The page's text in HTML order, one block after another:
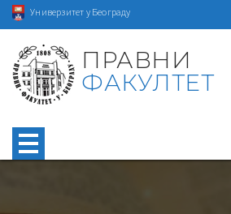
Универзитет у Београду
ПРАВНИ
ФАКУЛТЕТ